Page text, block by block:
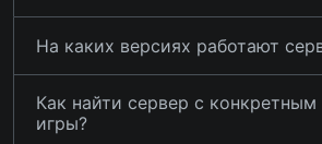
На каких версиях работают
Как найти сервер с
игры?